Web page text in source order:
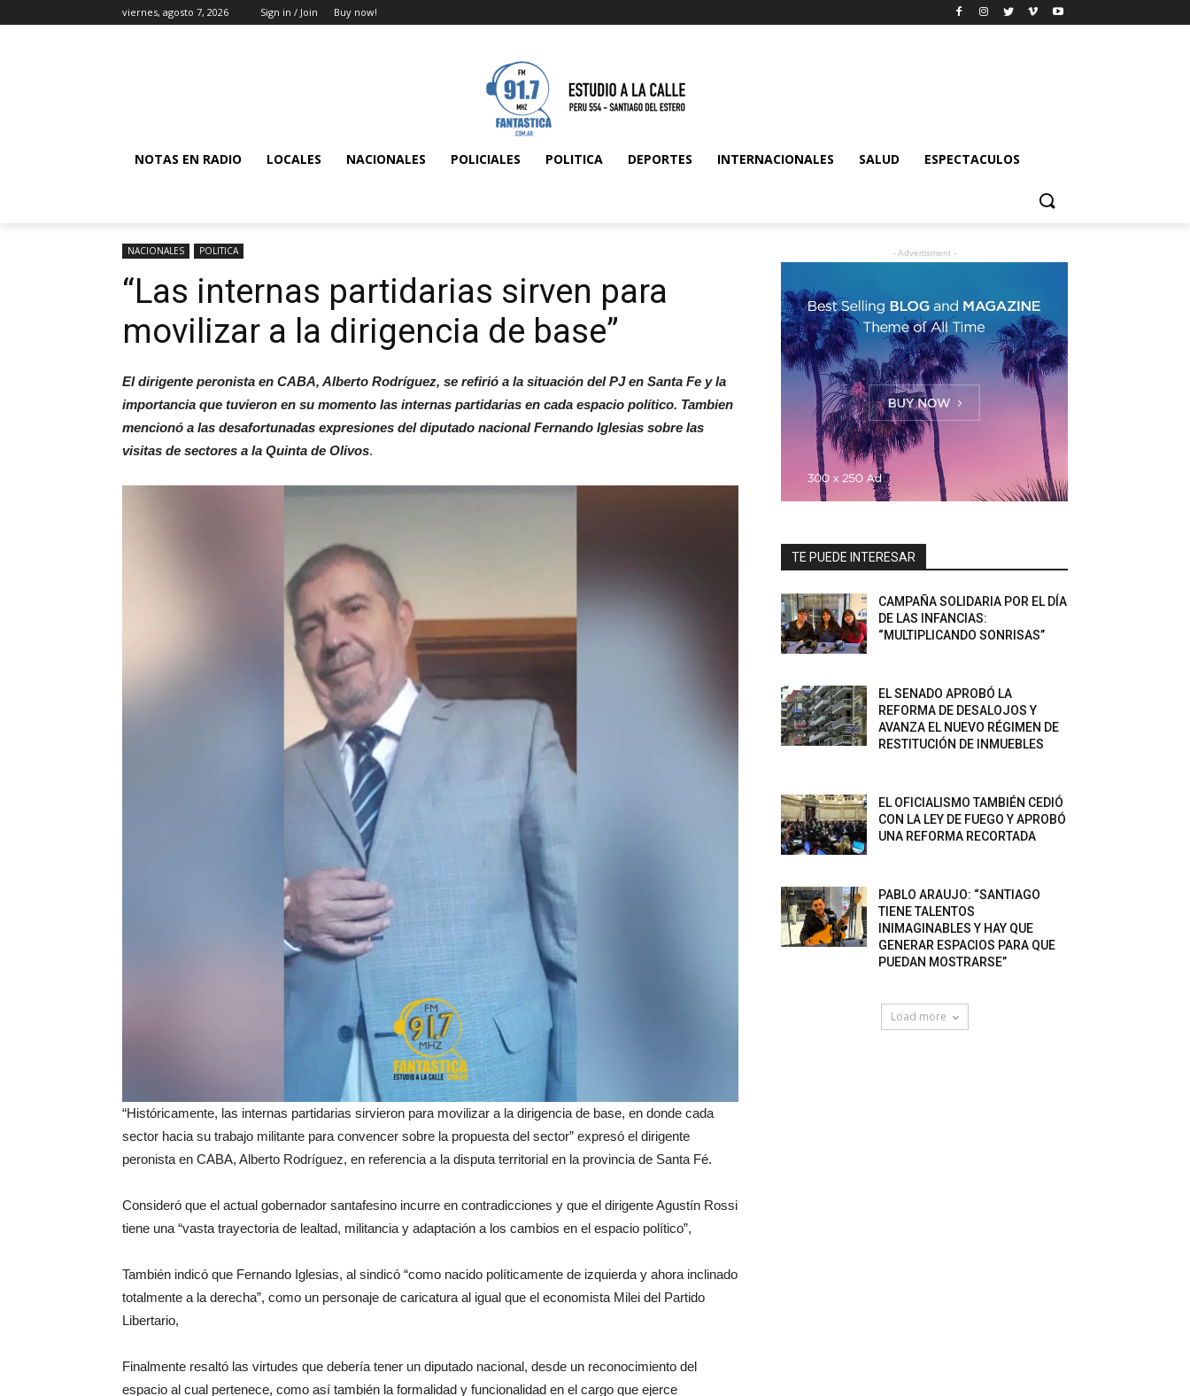
viernes, agosto 7, 2026 Sign in / Join Buy now!
NOTAS EN RADIO LOCALES NACIONALES POLICIALES POLITICA DEPORTES INTERNACIONALES SALUD ESPECTACULOS
NACIONALES POLITICA
“Las internas partidarias sirven para
movilizar a la dirigencia de base”
El dirigente peronista en CABA, Alberto Rodríguez, se refirió a la situación del PJ en Santa Fe y la
importancia que tuvieron en su momento las internas partidarias en cada espacio político. Tambien
mencionó a las desafortunadas expresiones del diputado nacional Fernando Iglesias sobre las
visitas de sectores a la Quinta de Olivos.
“Históricamente, las internas partidarias sirvieron para movilizar a la dirigencia de base, en donde cada
sector hacia su trabajo militante para convencer sobre la propuesta del sector” expresó el dirigente
peronista en CABA, Alberto Rodríguez, en referencia a la disputa territorial en la provincia de Santa Fé.
Consideró que el actual gobernador santafesino incurre en contradicciones y que el dirigente Agustín Rossi
tiene una “vasta trayectoria de lealtad, militancia y adaptación a los cambios en el espacio político”,
También indicó que Fernando Iglesias, al sindicó “como nacido políticamente de izquierda y ahora inclinado
totalmente a la derecha”, como un personaje de caricatura al igual que el economista Milei del Partido
Libertario,
Finalmente resaltó las virtudes que debería tener un diputado nacional, desde un reconocimiento del
espacio al cual pertenece, como así también la formalidad y funcionalidad en el cargo que ejerce
- Advertisment -
TE PUEDE INTERESAR
CAMPAÑA SOLIDARIA POR EL DÍA
DE LAS INFANCIAS:
“MULTIPLICANDO SONRISAS”
EL SENADO APROBÓ LA
REFORMA DE DESALOJOS Y
AVANZA EL NUEVO RÉGIMEN DE
RESTITUCIÓN DE INMUEBLES
EL OFICIALISMO TAMBIÉN CEDIÓ
CON LA LEY DE FUEGO Y APROBÓ
UNA REFORMA RECORTADA
PABLO ARAUJO: “SANTIAGO
TIENE TALENTOS
INIMAGINABLES Y HAY QUE
GENERAR ESPACIOS PARA QUE
PUEDAN MOSTRARSE”
Load more